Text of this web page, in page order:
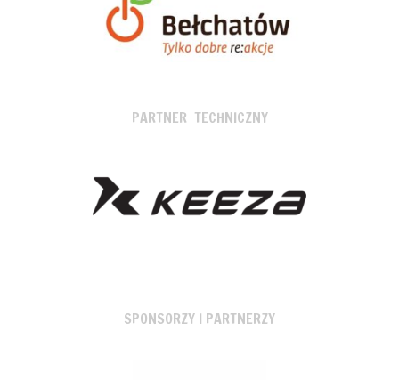
PARTNER TECHNICZNY
SPONSORZY I PARTNERZY